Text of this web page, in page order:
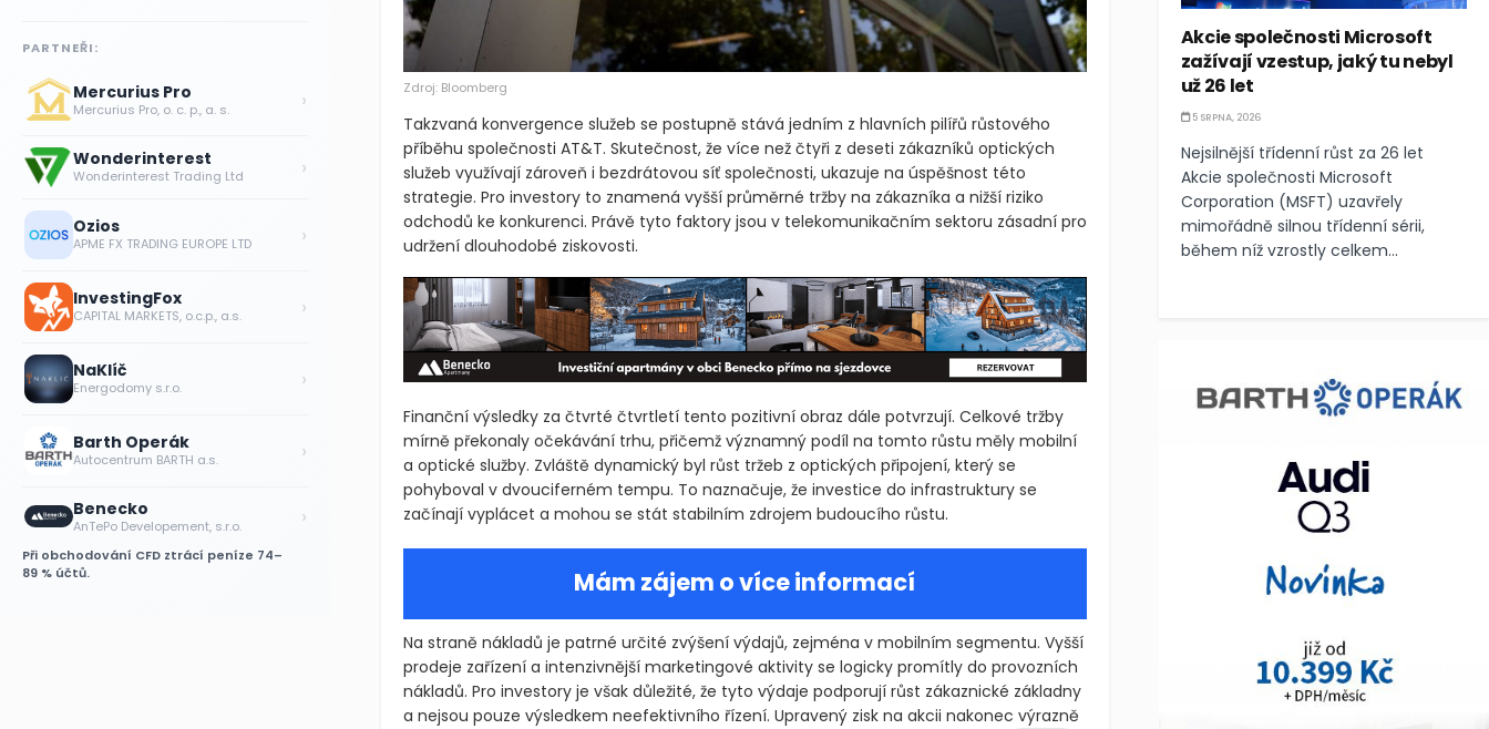
Zdroj: Bloomberg
Takzvaná konvergence služeb se postupně stává jedním z hlavních pilířů růstového
příběhu společnosti AT&T. Skutečnost, že více než čtyři z deseti zákazníků optických
služeb využívají zároveň i bezdrátovou síť společnosti, ukazuje na úspěšnost této
strategie. Pro investory to znamená vyšší průměrné tržby na zákazníka a nižší riziko
odchodů ke konkurenci. Právě tyto faktory jsou v telekomunikačním sektoru zásadní pro
udržení dlouhodobé ziskovosti.
Finanční výsledky za čtvrté čtvrtletí tento pozitivní obraz dále potvrzují. Celkové tržby
mírně překonaly očekávání trhu, přičemž významný podíl na tomto růstu měly mobilní
a optické služby. Zvláště dynamický byl růst tržeb z optických připojení, který se
pohyboval v dvouciferném tempu. To naznačuje, že investice do infrastruktury se
začínají vyplácet a mohou se stát stabilním zdrojem budoucího růstu.
Mám zájem o více informací
Na straně nákladů je patrné určité zvýšení výdajů, zejména v mobilním segmentu. Vyšší
prodeje zařízení a intenzivnější marketingové aktivity se logicky promítly do provozních
nákladů. Pro investory je však důležité, že tyto výdaje podporují růst zákaznické základny
a nejsou pouze výsledkem neefektivního řízení. Upravený zisk na akcii nakonec výrazně
PARTNEŘI:
Mercurius Pro
Mercurius Pro, o. c. p., a. s. ›
Wonderinterest
Wonderinterest Trading Ltd ›
Ozios
APME FX TRADING EUROPE LTD ›
InvestingFox
CAPITAL MARKETS, o.c.p., a.s. ›
NaKlíč
Energodomy s.r.o. ›
Barth Operák
Autocentrum BARTH a.s. ›
Benecko
AnTePo Developement, s.r.o. ›
Při obchodování CFD ztrácí peníze 74–
89 % účtů.
Akcie společnosti Microsoft
zažívají vzestup, jaký tu nebyl
už 26 let
5 SRPNA, 2026
Nejsilnější třídenní růst za 26 let
Akcie společnosti Microsoft
Corporation (MSFT) uzavřely
mimořádně silnou třídenní sérii,
během níž vzrostly celkem...